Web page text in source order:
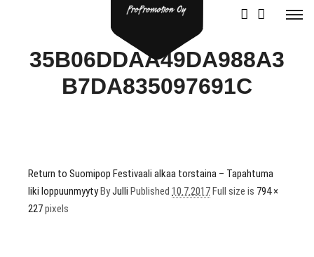
35B06DDAA49DA988A3
B7DA835097691C
Return to Suomipop Festivaali alkaa torstaina – Tapahtuma
liki loppuunmyytyByJulli Published 10.7.2017Full size is 794 ×
227pixels